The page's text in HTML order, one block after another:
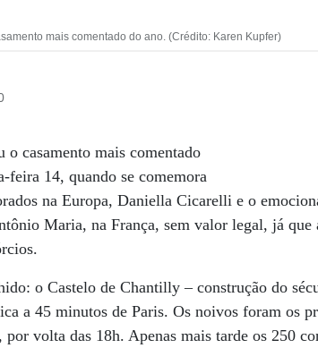
mais comentado do ano. (Crédito: Karen Kupfer)
o casamento mais comentado
feira 14, quando se comemora
na Europa, Daniella Cicarelli e o
Maria, na França, sem valor legal, já que
o Castelo de Chantilly – construção do
a 45 minutos de Paris. Os noivos foram os
por volta das 18h. Apenas mais tarde os 250